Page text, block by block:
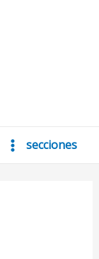
Main
secciones